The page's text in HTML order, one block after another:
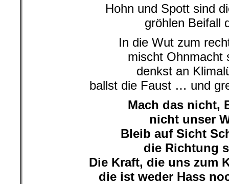
Hohn und Spott sind
gröhlen Beifall
In die Wut zum
mischt Ohnmacht
denkst an
ballst die Faust … und
Mach das nicht,
nicht unser
Bleib auf Sicht
die Richtung
Die Kraft, die uns zum
die ist weder Hass